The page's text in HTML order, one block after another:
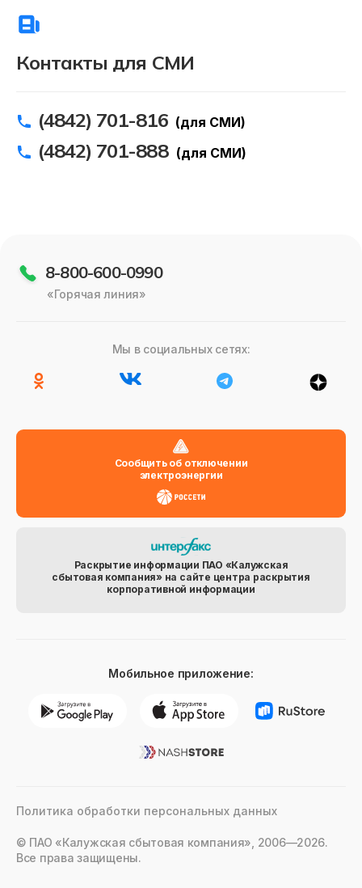
Контакты для СМИ
(4842) 701-816 (для СМИ)
(4842) 701-888 (для СМИ)
8-800-600-0990
«Горячая линия»
Мы в социальных сетях:
Сообщить об отключении
электроэнергии
Раскрытие информации ПАО «Калужская
сбытовая компания» на сайте центра раскрытия
корпоративной информации
Мобильное приложение:
Политика обработки персональных данных
© ПАО «Калужская сбытовая компания», 2006—2026.
Все права защищены.